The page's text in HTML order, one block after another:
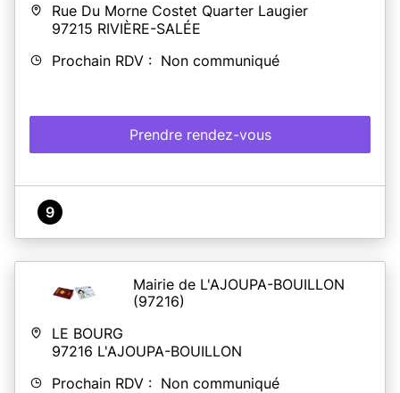
Rue Du Morne Costet Quarter Laugier
97215 RIVIÈRE-SALÉE
Prochain RDV : Non communiqué
Prendre rendez-vous
9
Mairie de L'AJOUPA-BOUILLON
(97216)
LE BOURG
97216 L'AJOUPA-BOUILLON
Prochain RDV : Non communiqué